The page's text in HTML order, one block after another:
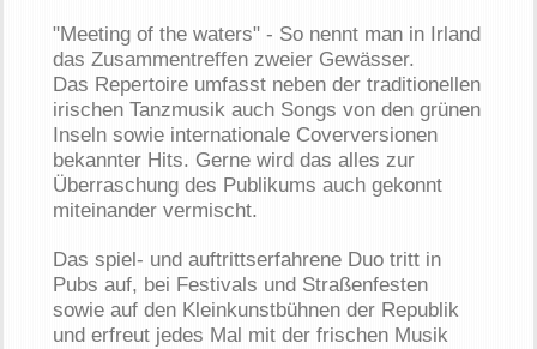
"Meeting of the waters" - So nennt man in Irland
das Zusammentreffen zweier Gewässer.
Das Repertoire umfasst neben der traditionellen
irischen Tanzmusik auch Songs von den grünen
Inseln sowie internationale Coverversionen
bekannter Hits. Gerne wird das alles zur
Überraschung des Publikums auch gekonnt
miteinander vermischt.
Das spiel- und auftrittserfahrene Duo tritt in
Pubs auf, bei Festivals und Straßenfesten
sowie auf den Kleinkunstbühnen der Republik
und erfreut jedes Mal mit der frischen Musik